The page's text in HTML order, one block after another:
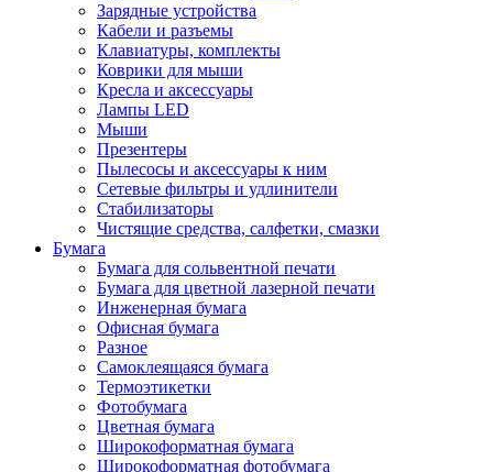
Зарядные устройства
Кабели и разъемы
Клавиатуры, комплекты
Коврики для мыши
Кресла и аксессуары
Лампы LED
Мыши
Презентеры
Пылесосы и аксессуары к ним
Сетевые фильтры и удлинители
Стабилизаторы
Чистящие средства, салфетки, смазки
Бумага
Бумага для сольвентной печати
Бумага для цветной лазерной печати
Инженерная бумага
Офисная бумага
Разное
Самоклеящаяся бумага
Термоэтикетки
Фотобумага
Цветная бумага
Широкоформатная бумага
Широкоформатная фотобумага